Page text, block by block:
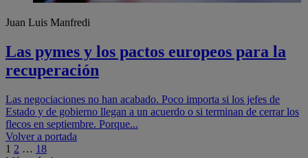
Juan Luis Manfredi
Las pymes y los pactos europeos para la
recuperación
Las negociaciones no han acabado. Poco importa si los jefes de
Estado y de gobierno llegan a un acuerdo o si terminan de cerrar los
flecos en septiembre. Porque...
Navegación
Volver a portada
1 2 … 18